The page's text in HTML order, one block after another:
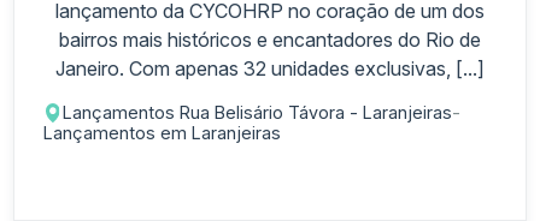
lançamento da CYCOHRP no coração de um dos
bairros mais históricos e encantadores do Rio de
Janeiro. Com apenas 32 unidades exclusivas, [...]
Lançamentos Rua Belisário Távora - Laranjeiras-
Lançamentos em Laranjeiras